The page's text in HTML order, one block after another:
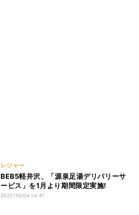
レジャー
BEB5軽井沢、「源泉足湯デリバリーサ
ービス」を1月より期間限定実施!
2022/10/04 14:47